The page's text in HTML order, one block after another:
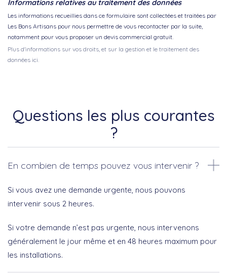
Informations relatives au traitement des données
Les informations recueillies dans ce formulaire sont collectées et traitées par
Les Bons Artisans pour nous permettre de vous recontacter par la suite,
notamment pour vous proposer un devis commercial gratuit.
Plus d'informations sur vos droits, et sur la gestion et le traitement des
données ici.
Questions les plus courantes
?
En combien de temps pouvez vous intervenir ?
Si vous avez une demande urgente, nous pouvons
intervenir sous 2 heures.
Si votre demande n’est pas urgente, nous intervenons
généralement le jour même et en 48 heures maximum pour
les installations.